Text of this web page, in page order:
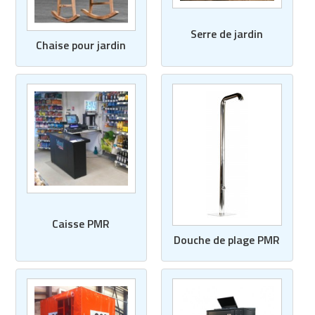
Matériel de musculation
Vêtement sportif
Rôtisserie professionnelle
Sautause professionnelle
Table de cuisson professionnelle
Tables de préparation réfrigérées
Ustensile de cuisine
Vaisselle restaurant
Vitrines réfrigérées
Chaise pour jardin
Serre de jardin
Caisse PMR
Douche de plage PMR